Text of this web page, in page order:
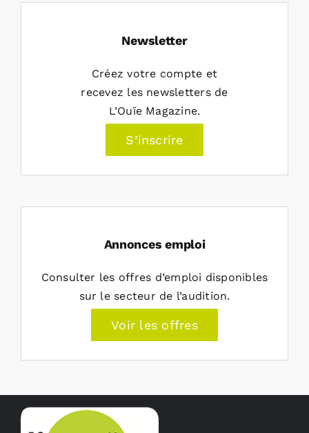
Newsletter
Créez votre compte et
recevez les newsletters de
L’Ouïe Magazine.
S’inscrire
Annonces emploi
Consulter les offres d’emploi disponibles
sur le secteur de l’audition.
Voir les offres